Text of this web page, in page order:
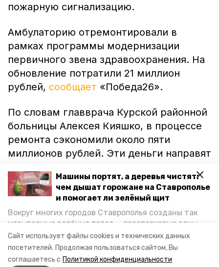
Сайт использует файлы cookies и технических данных
посетителей. Продолжая пользоваться сайтом, Вы
соглашаетесь с Политикой конфиденциальности
Машины портят, а деревья чистят:
чем дышат горожане на Ставрополье
и помогает ли зелёный щит
Вокруг многих городов Ставрополья созданы так
называемые зелёные пояса — лесопарковые зоны,
снижающие негативное воздействие выхлопных
газов на атмосферу. Справляются ли они с
постоянно растущим потоком автотранспорта и
пожарную сигнализацию.
Амбулаторию отремонтировали в
рамках программы модернизации
первичного звена здравоохранения. На
обновление потратили 21 миллион
рублей, сообщает «Победа26».
По словам главврача Курской районной
больницы Алексея Кияшко, в процессе
ремонта сэкономили около пяти
миллионов рублей. Эти деньги направят
кондиционирования.
обслуживает почти 2,9 тысячи человек,
из которых 570 — дети, сообщили в
краевом минздраве.